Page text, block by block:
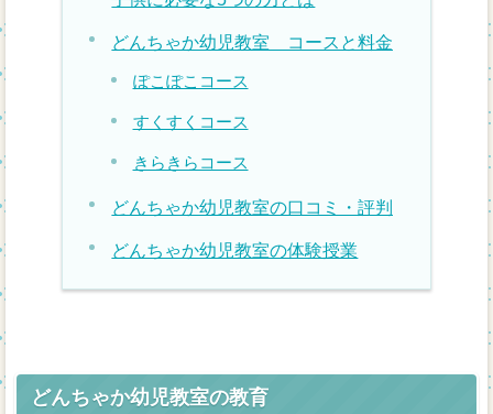
どんちゃか幼児教室 コースと料金
ぽこぽこコース
すくすくコース
きらきらコース
どんちゃか幼児教室の口コミ・評判
どんちゃか幼児教室の体験授業
どんちゃか幼児教室の教育